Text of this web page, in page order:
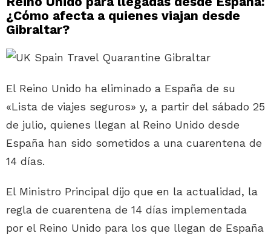
¿Cómo afecta a quienes viajan desde
Gibraltar?
El Reino Unido ha eliminado a España de su
«Lista de viajes seguros» y, a partir del sábado 25
de julio, quienes llegan al Reino Unido desde
España han sido sometidos a una cuarentena de
14 días.
El Ministro Principal dijo que en la actualidad, la
regla de cuarentena de 14 días implementada
por el Reino Unido para los que llegan de España